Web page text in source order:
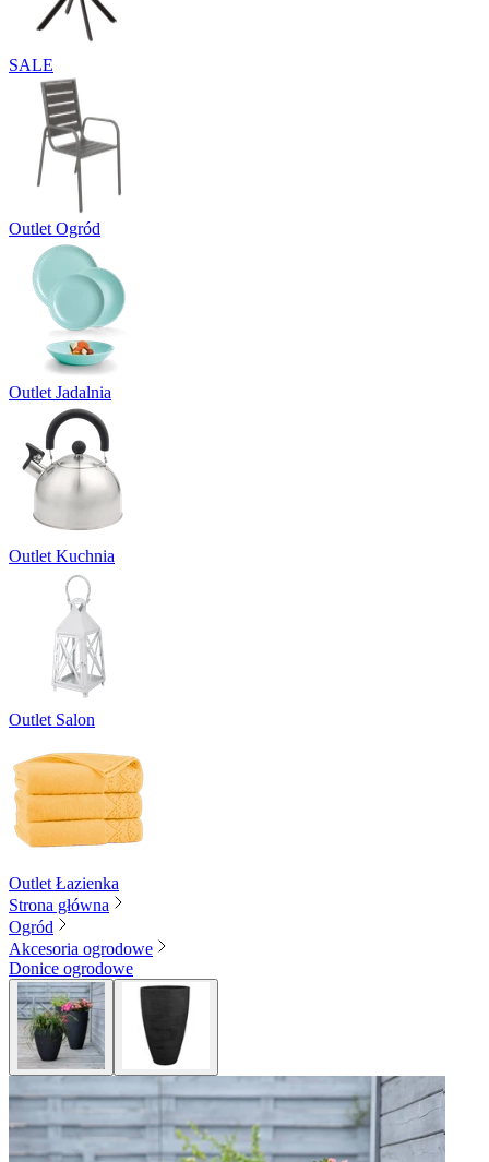
SALE
Outlet Ogród
Outlet Jadalnia
Outlet Kuchnia
Outlet Salon
Outlet Łazienka
Strona główna
Ogród
Akcesoria ogrodowe
Donice ogrodowe